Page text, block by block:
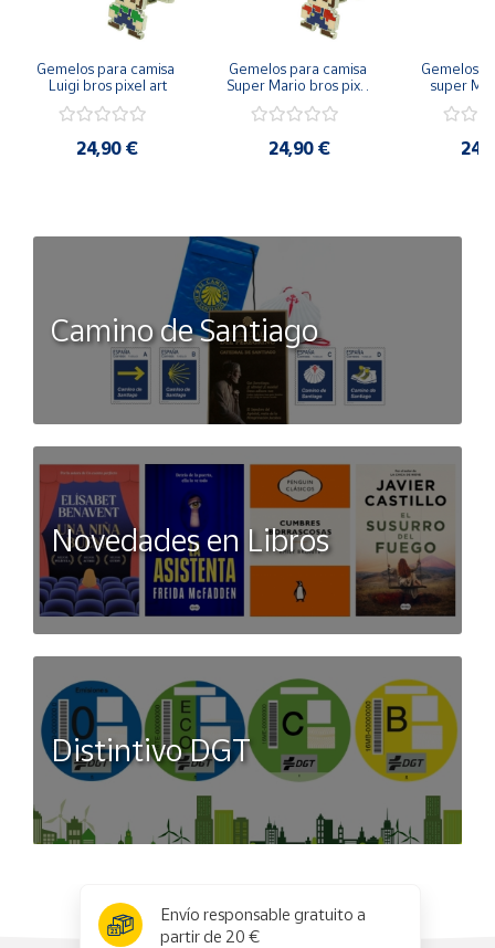
Gemelos para camisa
Luigi bros pixel art
24,90 €
Gemelos para camisa
Super Mario bros pixel
24,90 €
Gemelos
super
Camino de Santiago
Novedades en Libros
Distintivo DGT
Envío responsable gratuito a
partir de 20 €